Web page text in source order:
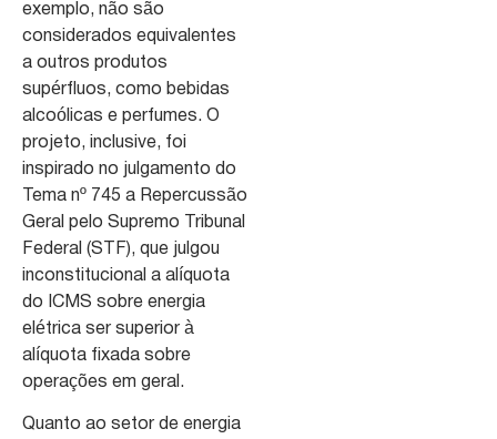
exemplo, não são
considerados equivalentes
a outros produtos
supérfluos, como bebidas
alcoólicas e perfumes. O
projeto, inclusive, foi
inspirado no julgamento do
Tema nº 745 a Repercussão
Geral pelo Supremo Tribunal
Federal (STF), que julgou
inconstitucional a alíquota
do ICMS sobre energia
elétrica ser superior à
alíquota fixada sobre
operações em geral.
Quanto ao setor de energia